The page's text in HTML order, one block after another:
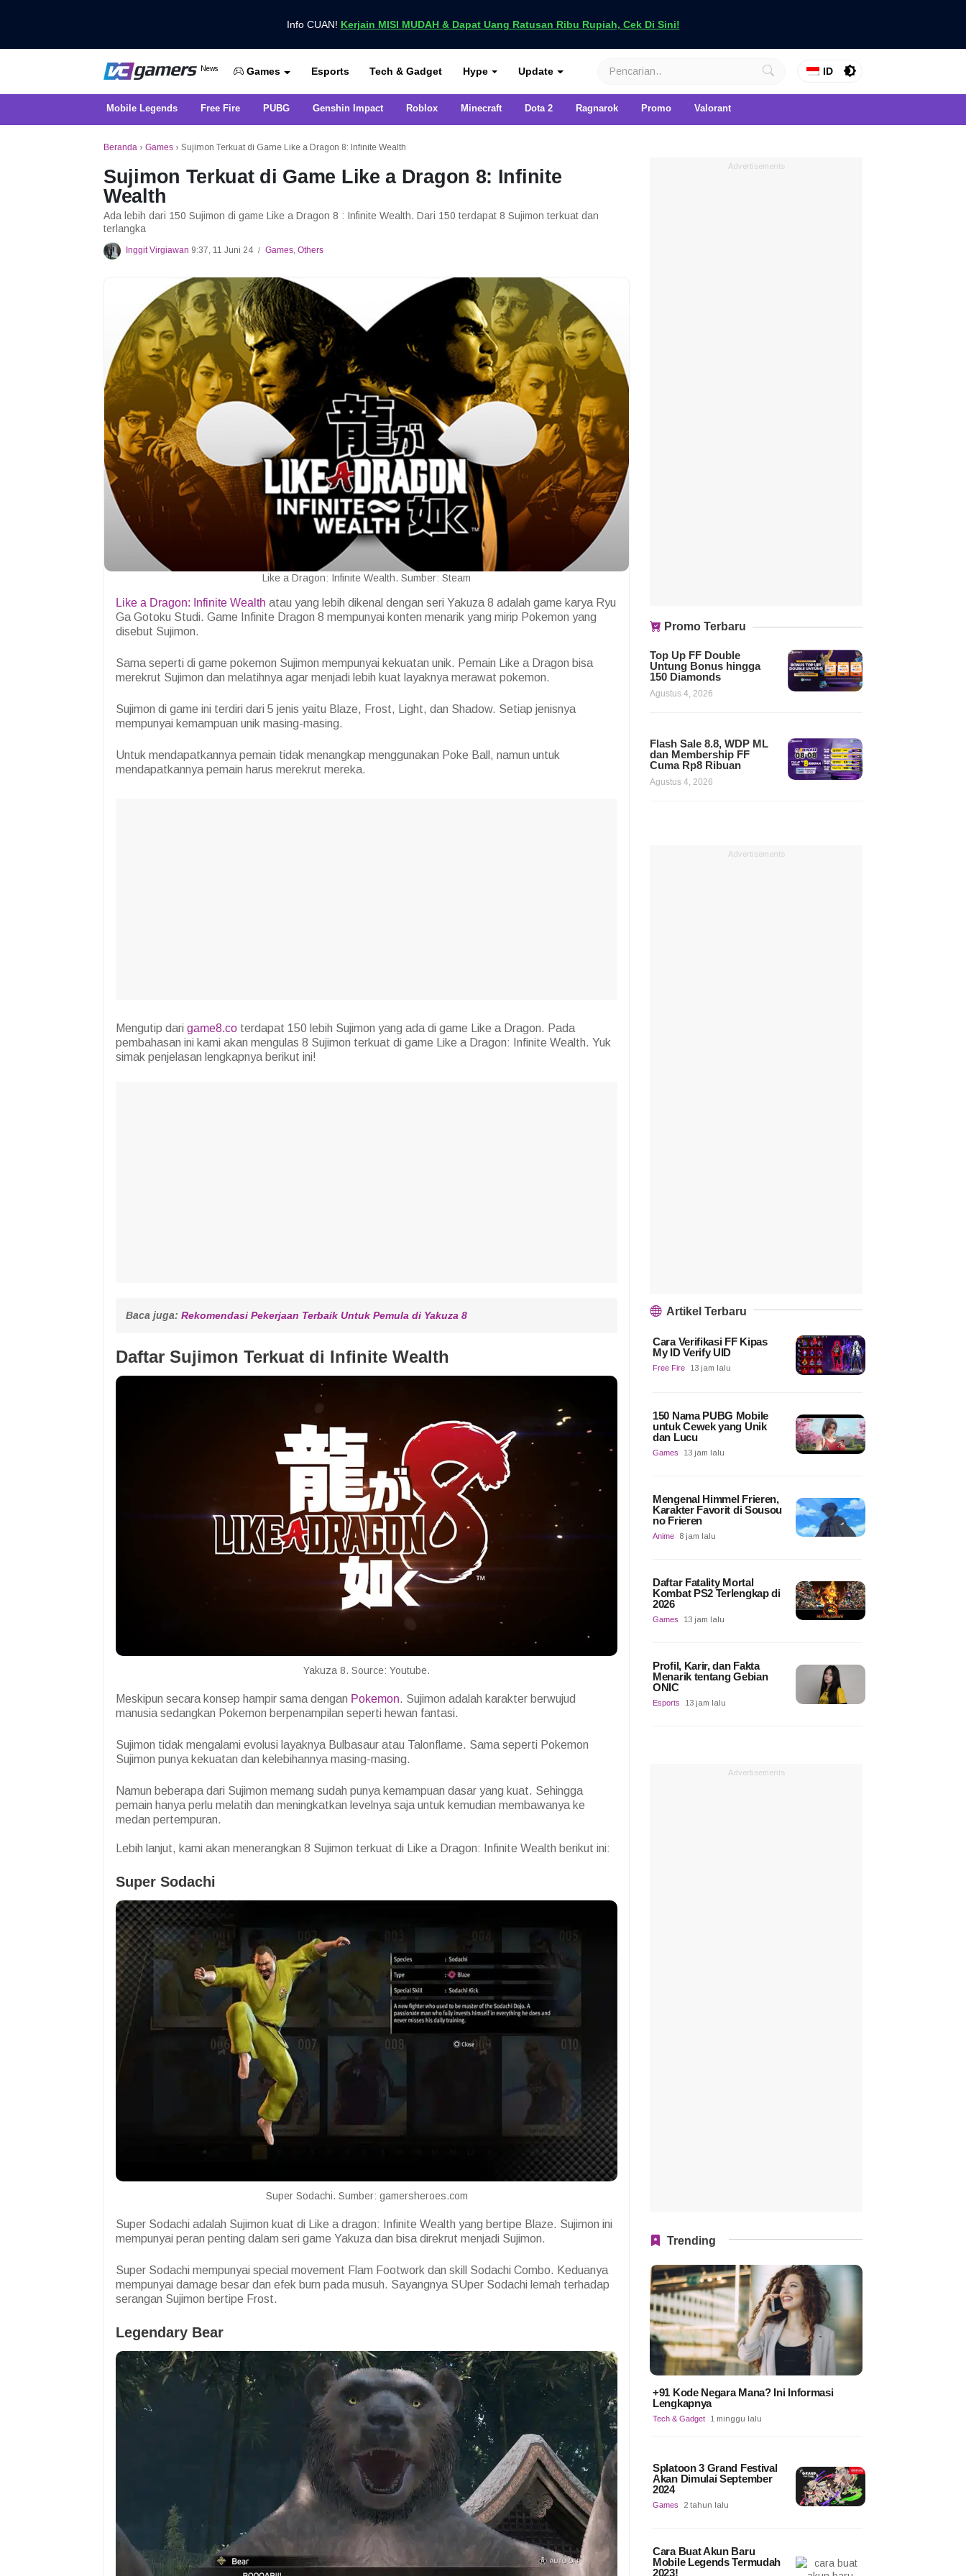
Info CUAN! Kerjain MISI MUDAH & Dapat Uang Ratusan Ribu Rupiah, Cek Di Sini!
VCGamers News
News
Dapatkan Berita Games Terbaru Hanya di VCGamers
Games Esports Tech & Gadget Hype Update ID
Mobile Legends Free Fire PUBG Genshin Impact Roblox Minecraft Dota 2 Ragnarok Promo Valorant
Beranda › Games › Sujimon Terkuat di Game Like a Dragon 8: Infinite Wealth
Sujimon Terkuat di Game Like a Dragon 8: Infinite
Wealth
Ada lebih dari 150 Sujimon di game Like a Dragon 8 : Infinite Wealth. Dari 150 terdapat 8 Sujimon terkuat dan
terlangka
Inggit Virgiawan 9:37, 11 Juni 24 / Games, Others
Like a Dragon: Infinite Wealth. Sumber: Steam
Like a Dragon: Infinite Wealth atau yang lebih dikenal dengan seri Yakuza 8 adalah game karya Ryu
Ga Gotoku Studi. Game Infinite Dragon 8 mempunyai konten menarik yang mirip Pokemon yang
disebut Sujimon.
Sama seperti di game pokemon Sujimon mempunyai kekuatan unik. Pemain Like a Dragon bisa
merekrut Sujimon dan melatihnya agar menjadi lebih kuat layaknya merawat pokemon.
Sujimon di game ini terdiri dari 5 jenis yaitu Blaze, Frost, Light, dan Shadow. Setiap jenisnya
mempunyai kemampuan unik masing-masing.
Untuk mendapatkannya pemain tidak menangkap menggunakan Poke Ball, namun untuk
mendapatkannya pemain harus merekrut mereka.
Mengutip dari game8.co terdapat 150 lebih Sujimon yang ada di game Like a Dragon. Pada
pembahasan ini kami akan mengulas 8 Sujimon terkuat di game Like a Dragon: Infinite Wealth. Yuk
simak penjelasan lengkapnya berikut ini!
Baca juga: Rekomendasi Pekerjaan Terbaik Untuk Pemula di Yakuza 8
Daftar Sujimon Terkuat di Infinite Wealth
Yakuza 8. Source: Youtube.
Meskipun secara konsep hampir sama dengan Pokemon. Sujimon adalah karakter berwujud
manusia sedangkan Pokemon berpenampilan seperti hewan fantasi.
Sujimon tidak mengalami evolusi layaknya Bulbasaur atau Talonflame. Sama seperti Pokemon
Sujimon punya kekuatan dan kelebihannya masing-masing.
Namun beberapa dari Sujimon memang sudah punya kemampuan dasar yang kuat. Sehingga
pemain hanya perlu melatih dan meningkatkan levelnya saja untuk kemudian membawanya ke
medan pertempuran.
Lebih lanjut, kami akan menerangkan 8 Sujimon terkuat di Like a Dragon: Infinite Wealth berikut ini:
Super Sodachi
Super Sodachi. Sumber: gamersheroes.com
Super Sodachi adalah Sujimon kuat di Like a dragon: Infinite Wealth yang bertipe Blaze. Sujimon ini
mempunyai peran penting dalam seri game Yakuza dan bisa direkrut menjadi Sujimon.
Super Sodachi mempunyai special movement Flam Footwork dan skill Sodachi Combo. Keduanya
mempunyai damage besar dan efek burn pada musuh. Sayangnya SUper Sodachi lemah terhadap
serangan Sujimon bertipe Frost.
Legendary Bear
Advertisements
Promo Terbaru
Top Up FF Double
Untung Bonus hingga
150 Diamonds
Agustus 4, 2026
Flash Sale 8.8, WDP ML
dan Membership FF
Cuma Rp8 Ribuan
Agustus 4, 2026
Advertisements
Artikel Terbaru
Cara Verifikasi FF Kipas
My ID Verify UID
Free Fire 13 jam lalu
150 Nama PUBG Mobile
untuk Cewek yang Unik
dan Lucu
Games 13 jam lalu
Mengenal Himmel Frieren,
Karakter Favorit di Sousou
no Frieren
Anime 8 jam lalu
Daftar Fatality Mortal
Kombat PS2 Terlengkap di
2026
Games 13 jam lalu
Profil, Karir, dan Fakta
Menarik tentang Gebian
ONIC
Esports 13 jam lalu
Advertisements
Trending
+91 Kode Negara Mana? Ini Informasi
Lengkapnya
Tech & Gadget 1 minggu lalu
Splatoon 3 Grand Festival
Akan Dimulai September
2024
Games 2 tahun lalu
Cara Buat Akun Baru
Mobile Legends Termudah
2023!